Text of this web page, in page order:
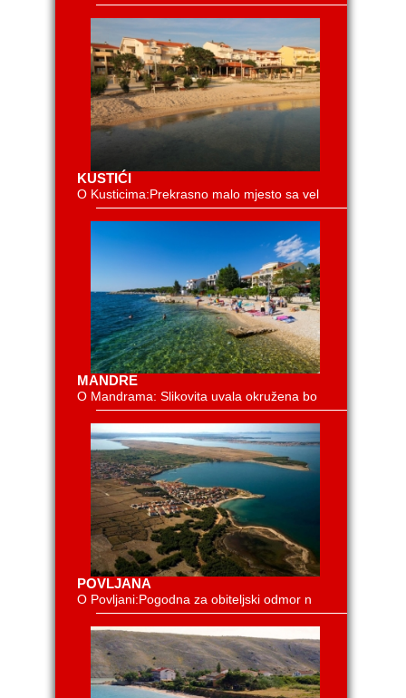
KUSTIĆI
O Kusticima:Prekrasno malo mjesto sa vel
MANDRE
O Mandrama: Slikovita uvala okružena bo
POVLJANA
O Povljani:Pogodna za obiteljski odmor n